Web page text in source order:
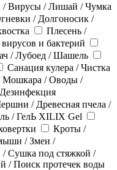
/ Вирусы / Лишай / Чумка
/ Долгоносик /
Плесень /
и бактерий
/ Лубоед / Шашель
Санация кулера / Чистка
/ Оводы /
/ Древесная пчела /
/ ГелЬ XILIX Gel
Кроты /
/ Змеи /
Сушка под стяжкой /
/ Поиск протечек воды